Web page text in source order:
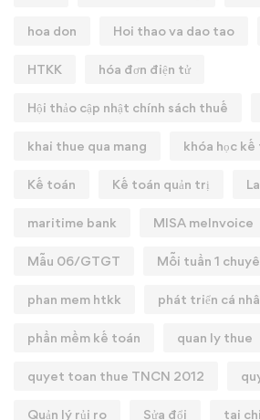
hoa don Hoi thao va dao tao
HTKK hóa đơn điện tử
Hội thảo cập nhật chính sách thuế
khai thue qua mang khóa học kế
Kế toán Kế toán quản trị
maritime bank MISA meInvoice
Mẫu 06/GTGT Mỗi tuần 1
phan mem htkk phát triển cá
phần mềm kế toán quan ly thue
quyet toan thue TNCN 2012
Quản lý rủi ro Sửa đổi tai